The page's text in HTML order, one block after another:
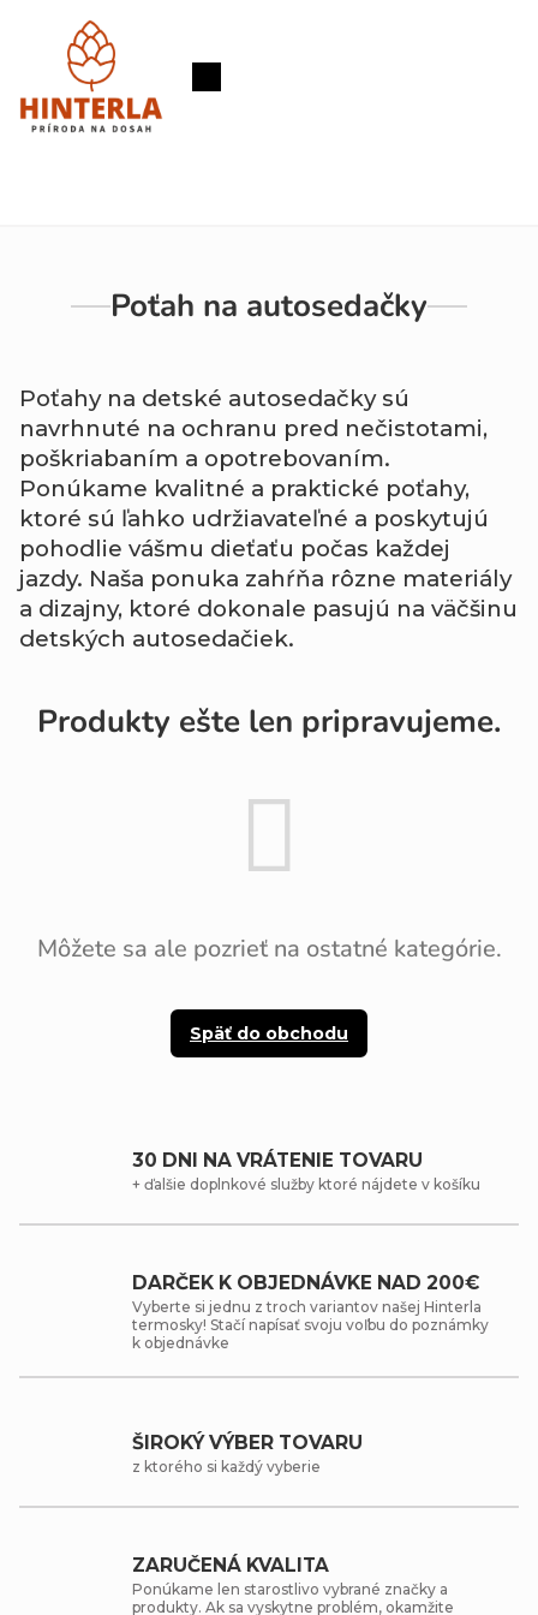
Nákupný
Poťah na autosedačky
Poťahy na detské autosedačky sú
navrhnuté na ochranu pred nečistotami,
poškriabaním a opotrebovaním.
Ponúkame kvalitné a praktické poťahy,
ktoré sú ľahko udržiavateľné a poskytujú
pohodlie vášmu dieťaťu počas každej
jazdy. Naša ponuka zahŕňa rôzne materiály
a dizajny, ktoré dokonale pasujú na väčšinu
detských autosedačiek.
Produkty ešte len pripravujeme.
Môžete sa ale pozrieť na ostatné kategórie.
Späť do obchodu
30 DNI NA VRÁTENIE TOVARU
+ ďalšie doplnkové služby ktoré nájdete v košíku
DARČEK K OBJEDNÁVKE NAD 200€
Vyberte si jednu z troch variantov našej Hinterla
termosky! Stačí napísať svoju voľbu do poznámky
k objednávke
ŠIROKÝ VÝBER TOVARU
z ktorého si každý vyberie
ZARUČENÁ KVALITA
Ponúkame len starostlivo vybrané značky a
produkty. Ak sa vyskytne problém, okamžite